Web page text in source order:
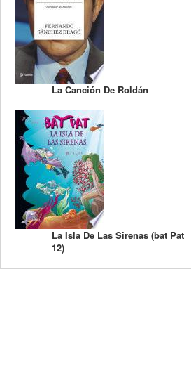
La Canción De Roldán
La Isla De Las Sirenas (bat Pat
12)